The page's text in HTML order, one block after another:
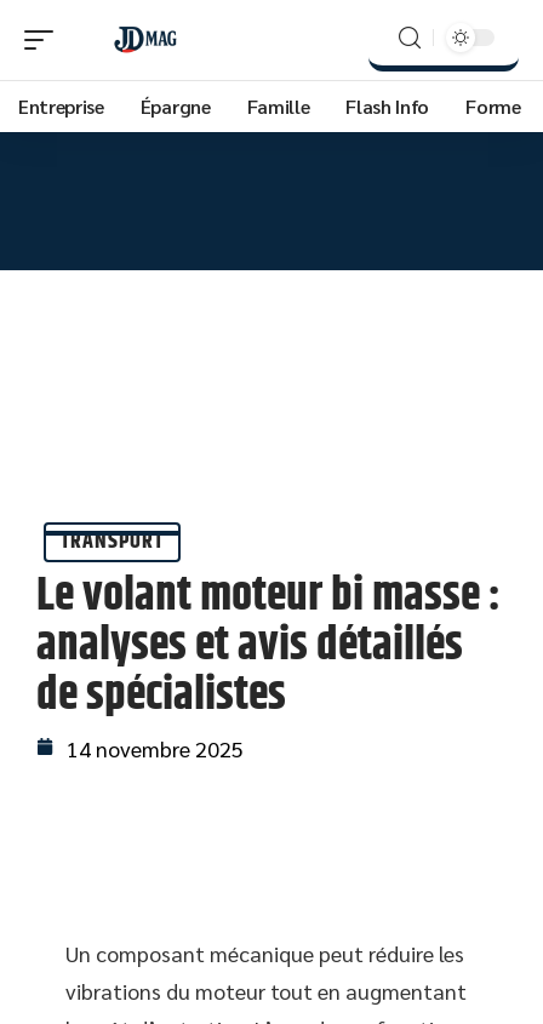
Entreprise Épargne Famille Flash Info Forme
TRANSPORT
Le volant moteur bi masse :
analyses et avis détaillés
de spécialistes
14 novembre 2025
Un composant mécanique peut réduire les
vibrations du moteur tout en augmentant